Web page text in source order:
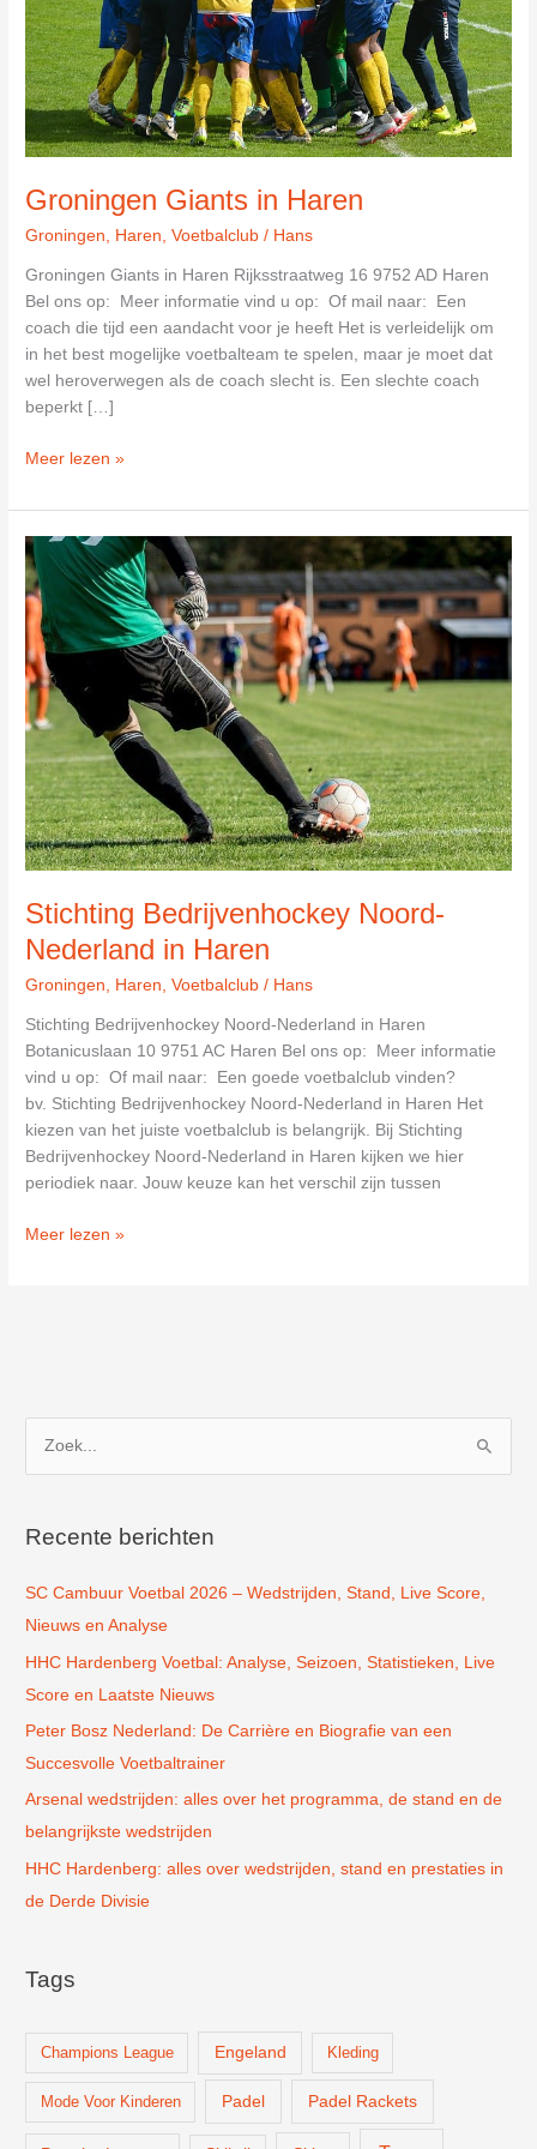
Groningen Giants in Haren
Groningen Haren ,Voetbalclub / Hans
Groningen Giants in Haren Rijksstraatweg 16 9752 AD Haren
Bel ons op: Meer informatie vind u op: Of mail naar: Een
coach die tijd een aandacht voor je heeft Het is verleidelijk om
in het best mogelijke voetbalteam te spelen, maar je moet dat
wel heroverwegen als de coach slecht is. Een slechte coach
beperkt […]
Groningen
in
Haren
Meer lezen »
Stichting Bedrijvenhockey Noord-
Nederland in Haren
Groningen Haren ,Voetbalclub / Hans
Stichting Bedrijvenhockey Noord-Nederland in Haren
Botanicuslaan 10 9751 AC Haren Bel ons op: Meer informatie
vind u op: Of mail naar: Een goede voetbalclub vinden?
bv. Stichting Bedrijvenhockey Noord-Nederland in Haren Het
kiezen van het juiste voetbalclub is belangrijk. Bij Stichting
Bedrijvenhockey Noord-Nederland in Haren kijken we hier
periodiek naar. Jouw keuze kan het verschil zijn tussen
Stichting
Meer lezen »
k
a
a
r
:
Recente berichten
SC Cambuur Voetbal 2026 – Wedstrijden, Stand, Live Score,
Nieuws en Analyse
HHC Hardenberg Voetbal: Analyse, Seizoen, Statistieken, Live
Score en Laatste Nieuws
Peter Bosz Nederland: De Carrière en Biografie van een
Succesvolle Voetbaltrainer
Arsenal wedstrijden: alles over het programma, de stand en de
belangrijkste wedstrijden
HHC Hardenberg: alles over wedstrijden, stand en prestaties in
de Derde Divisie
Tags
Champions League Engeland Kleding
Mode Voor Kinderen Padel Padel Rackets